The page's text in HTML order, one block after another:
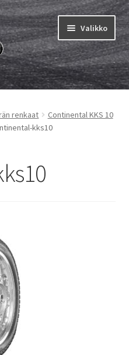
Valikko
tason
renkaat
Continental KKS 10
kks10